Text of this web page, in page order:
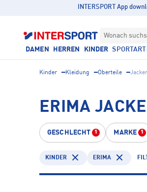
INTERSPORT App
Wonach
DAMEN HERREN KINDER
Kinder Kleidung Oberteile
ERIMA
GESCHLECHT 1 MARKE 1
KINDER ERIMA